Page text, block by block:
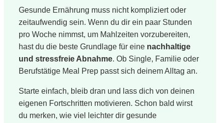
Gesunde Ernährung muss nicht kompliziert oder
zeitaufwendig sein. Wenn du dir ein paar Stunden
pro Woche nimmst, um Mahlzeiten vorzubereiten,
hast du die beste Grundlage für eine nachhaltige
und stressfreie Abnahme. Ob Single, Familie oder
Berufstätige Meal Prep passt sich deinem Alltag an.
Starte einfach, bleib dran und lass dich von deinen
eigenen Fortschritten motivieren. Schon bald wirst
du merken, wie viel leichter dir gesunde